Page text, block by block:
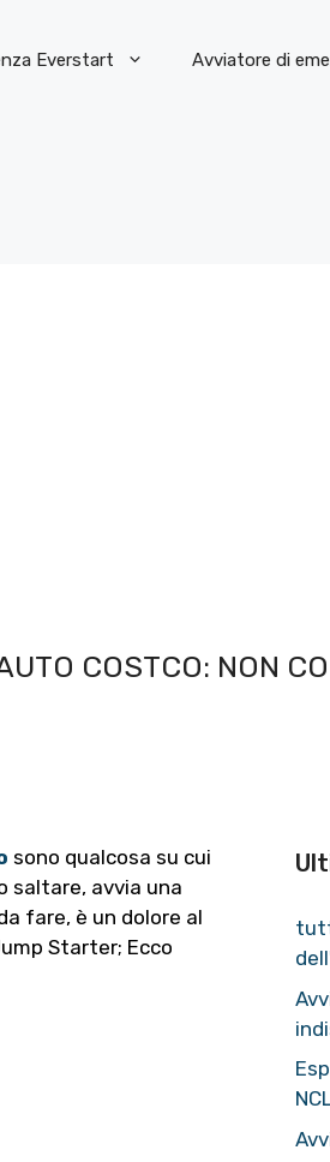
Everstart Avviatore di
COSTCO: NON
sono qualcosa su cui
saltare, avvia una
fare, è un dolore al
Starter; Ecco